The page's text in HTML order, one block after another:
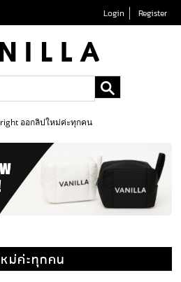
Login Register
ออกลิปใหม่ค่ะทุกคน
ม่ค่ะทุกคน